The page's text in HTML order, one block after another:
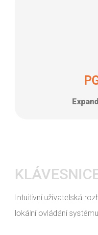
Intuitivní uživatelská
lokální ovládání